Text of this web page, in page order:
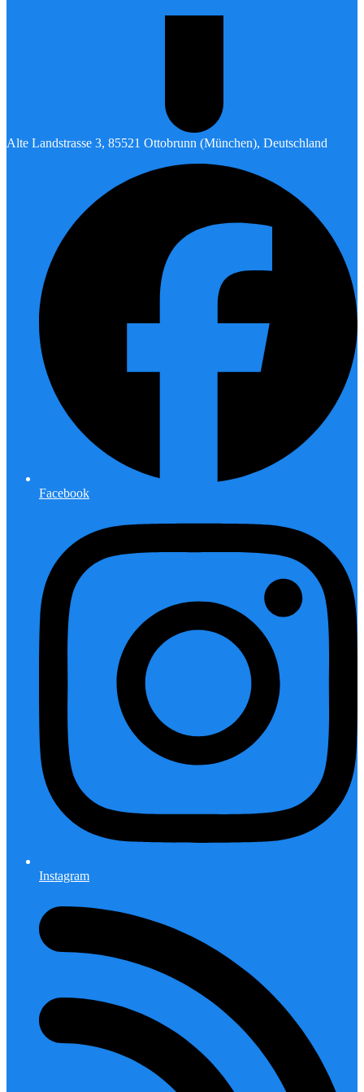
Alte Landstrasse 3, 85521 Ottobrunn (München), Deutschland
Facebook
Instagram